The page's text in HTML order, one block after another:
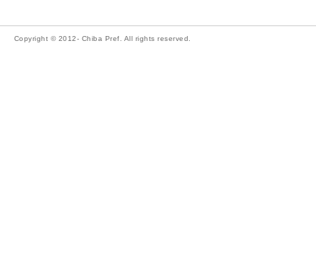
Copyright © 2012- Chiba Pref. All rights reserved.